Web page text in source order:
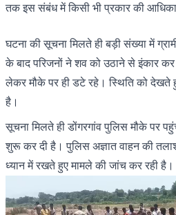
तक इस संबंध में किसी भी प्रकार की
घटना की सूचना मिलते ही बड़ी संख्या में
के बाद परिजनों ने शव को उठाने से इंकार कर
लेकर मौके पर ही डटे रहे। स्थिति को देखते
है।
सूचना मिलते ही डोंगरगांव पुलिस मौके पर
शुरू कर दी है। पुलिस अज्ञात वाहन की
ध्यान में रखते हुए मामले की जांच कर रही है।